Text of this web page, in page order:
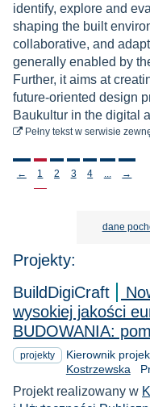
identify, explore and
shaping the built
collaborative, and
generally enabled by
Further, it aims at
future-oriented design
Baukultur in the digital
Pełny tekst do pobrania
w serwisie
Stronicowanie
← 1 2 3 4 →
dane
Projekty:
BuildDigiCraft
wysokiej jakości
BUDOWANIA:
projekty Kierownik
Kostrzewska
Projekt realizowany w